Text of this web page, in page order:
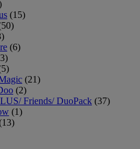
(15)
(6)
(21)
(2)
Friends/ DuoPack (37)
(1)